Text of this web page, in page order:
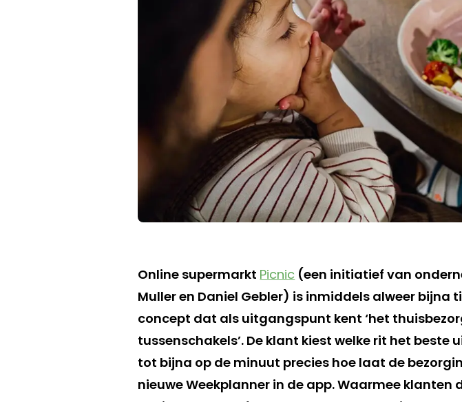
Online supermarkt Picnic (een initiatief van
Muller en Daniel Gebler) is inmiddels alweer
concept dat als uitgangspunt kent ‘het
tussenschakels’. De klant kiest welke rit het beste
tot bijna op de minuut precies hoe laat de
nieuwe Weekplanner in de app. Waarmee